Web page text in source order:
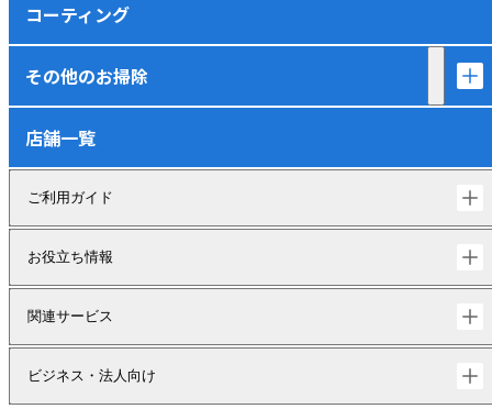
コーティング
その他のお掃除
店舗一覧
ご利用ガイド
お役立ち情報
関連サービス
ビジネス・法人向け